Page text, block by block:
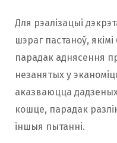
Для рэалізацыі
шэраг пастаноў,
парадак аднясення
незанятых у
аказваюцца
кошце, парадак
іншыя пытанні.